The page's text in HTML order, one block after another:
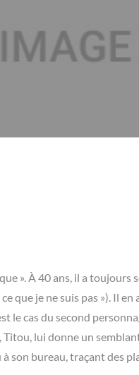
». À 40 ans, il a toujours
que je ne suis pas »). Il
le cas du second
lui donne un
son bureau, traçant des